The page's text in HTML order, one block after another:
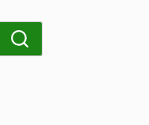
Search